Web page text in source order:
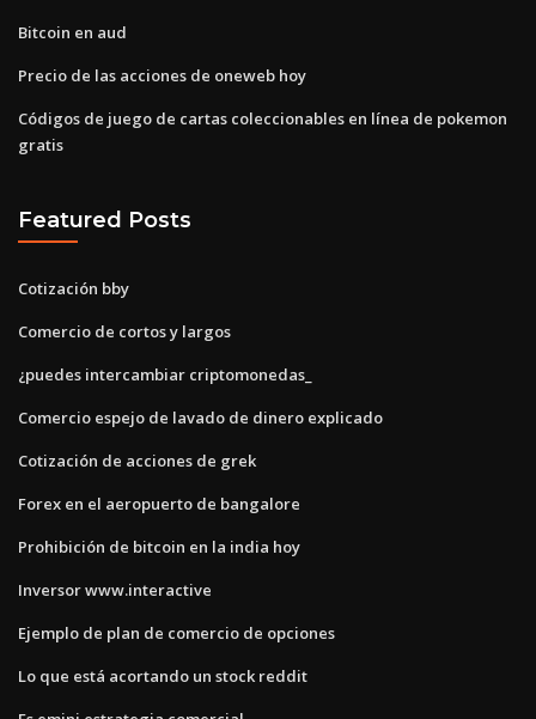
Bitcoin en aud
Precio de las acciones de oneweb hoy
Códigos de juego de cartas coleccionables en línea de pokemon
gratis
Featured Posts
Cotización bby
Comercio de cortos y largos
¿puedes intercambiar criptomonedas_
Comercio espejo de lavado de dinero explicado
Cotización de acciones de grek
Forex en el aeropuerto de bangalore
Prohibición de bitcoin en la india hoy
Inversor www.interactive
Ejemplo de plan de comercio de opciones
Lo que está acortando un stock reddit